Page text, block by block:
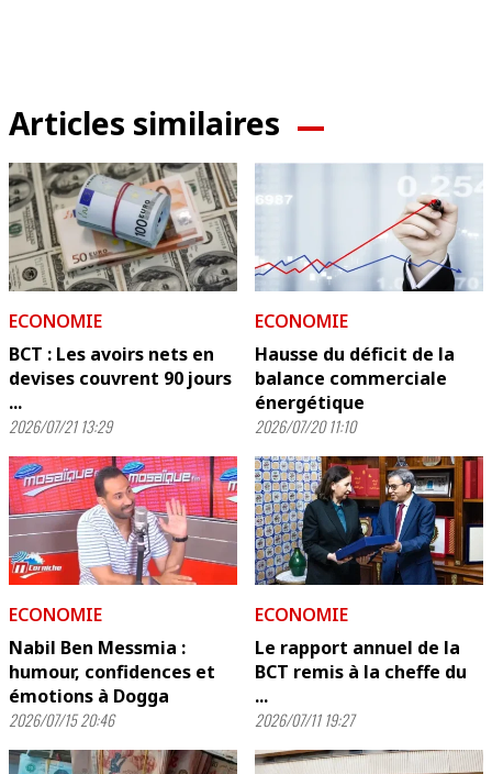
Articles similaires
ECONOMIE
BCT : Les avoirs nets en
devises couvrent 90 jours
...
2026/07/21 13:29
ECONOMIE
Hausse du déficit de la
balance commerciale
énergétique
2026/07/20 11:10
ECONOMIE
Nabil Ben Messmia :
humour, confidences et
émotions à Dogga
2026/07/15 20:46
ECONOMIE
Le rapport annuel de la
BCT remis à la cheffe du
...
2026/07/11 19:27